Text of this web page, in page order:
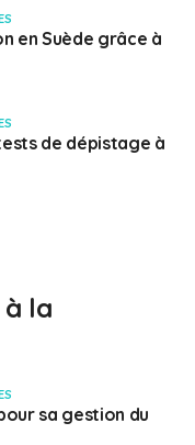
en Suède grâce à
de dépistage à
à la
sa gestion du